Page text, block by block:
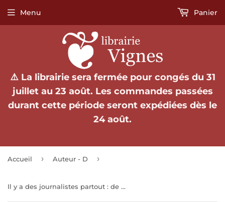
⚠️ La librairie sera fermée pour congés du 31
juillet au 23 août. Les commandes passées
durant cette période seront expédiées dès le
24 août.
Menu Panier
Accueil › Auteur - D ›
Il y a des journalistes partout : de quelques coupures de presse relatives à Tristan Tzara et André Breton.